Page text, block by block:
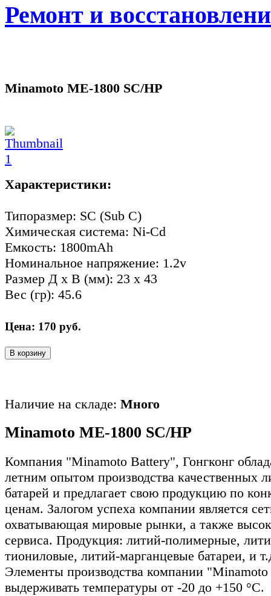
Ремонт и
Minamoto ME-1800 SC/HP
Характеристики:
Типоразмер: SC (Sub C)
Химическая система: Ni-Cd
Емкость: 1800mAh
Номинальное напряжение: 1.2v
Размер Д x В (мм): 23 x 43
Вес (гр): 45.6
Цена: 170 руб.
В корзину
Наличие на складе: Много
Minamoto ME-1800 SC/HP
Компания "Minamoto Battery", Гонгконг
летним опытом производства качественных
батарей и предлагает свою продукцию по
ценам. Залогом успеха компании является
охватывающая мировые рынки, а также
сервиса. Продукция: литий-полимерные,
тиониловые, литий-марганцевые батареи, и
Элементы производства компании
выдерживать температуры от -20 до +150 °С.